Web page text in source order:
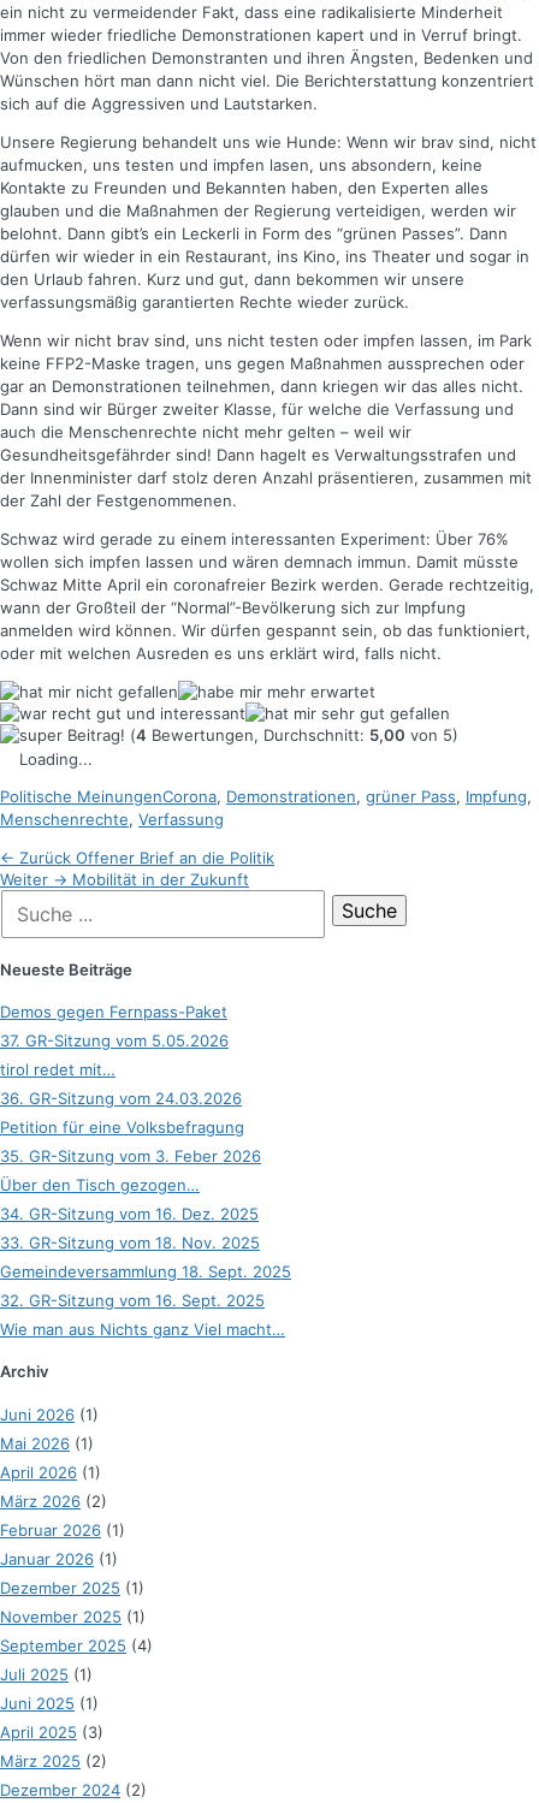
ein nicht zu vermeidender Fakt, dass eine radikalisierte Minderheit
immer wieder friedliche Demonstrationen kapert und in Verruf bringt.
Von den friedlichen Demonstranten und ihren Ängsten, Bedenken und
Wünschen hört man dann nicht viel. Die Berichterstattung konzentriert
sich auf die Aggressiven und Lautstarken.
Unsere Regierung behandelt uns wie Hunde: Wenn wir brav sind, nicht
aufmucken, uns testen und impfen lasen, uns absondern, keine
Kontakte zu Freunden und Bekannten haben, den Experten alles
glauben und die Maßnahmen der Regierung verteidigen, werden wir
belohnt. Dann gibt’s ein Leckerli in Form des “grünen Passes”. Dann
dürfen wir wieder in ein Restaurant, ins Kino, ins Theater und sogar in
den Urlaub fahren. Kurz und gut, dann bekommen wir unsere
verfassungsmäßig garantierten Rechte wieder zurück.
Wenn wir nicht brav sind, uns nicht testen oder impfen lassen, im Park
keine FFP2-Maske tragen, uns gegen Maßnahmen aussprechen oder
gar an Demonstrationen teilnehmen, dann kriegen wir das alles nicht.
Dann sind wir Bürger zweiter Klasse, für welche die Verfassung und
auch die Menschenrechte nicht mehr gelten – weil wir
Gesundheitsgefährder sind! Dann hagelt es Verwaltungsstrafen und
der Innenminister darf stolz deren Anzahl präsentieren, zusammen mit
der Zahl der Festgenommenen.
Schwaz wird gerade zu einem interessanten Experiment: Über 76%
wollen sich impfen lassen und wären demnach immun. Damit müsste
Schwaz Mitte April ein coronafreier Bezirk werden. Gerade rechtzeitig,
wann der Großteil der “Normal”-Bevölkerung sich zur Impfung
anmelden wird können. Wir dürfen gespannt sein, ob das funktioniert,
oder mit welchen Ausreden es uns erklärt wird, falls nicht.
(4 Bewertungen, Durchschnitt: 5,00 von 5)
Loading...
Kategorien
Politische MeinungenSchlagworte
Corona, Demonstrationen, grüner Pass, Impfung,
Menschenrechte, Verfassung
Beitragsnavigation
← Zurück Vorheriger
Beitrag:
Offener Brief an die Politik
Weiter → Nächster
Mobilität in der Zukunft
Suche
nach:
Neueste Beiträge
Demos gegen Fernpass-Paket
37. GR-Sitzung vom 5.05.2026
tirol redet mit…
36. GR-Sitzung vom 24.03.2026
Petition für eine Volksbefragung
35. GR-Sitzung vom 3. Feber 2026
Über den Tisch gezogen…
34. GR-Sitzung vom 16. Dez. 2025
33. GR-Sitzung vom 18. Nov. 2025
Gemeindeversammlung 18. Sept. 2025
32. GR-Sitzung vom 16. Sept. 2025
Wie man aus Nichts ganz Viel macht…
Archiv
Juni 2026 (1)
Mai 2026 (1)
April 2026 (1)
März 2026 (2)
Februar 2026 (1)
Januar 2026 (1)
Dezember 2025 (1)
November 2025 (1)
September 2025 (4)
Juli 2025 (1)
Juni 2025 (1)
April 2025 (3)
März 2025 (2)
Dezember 2024 (2)